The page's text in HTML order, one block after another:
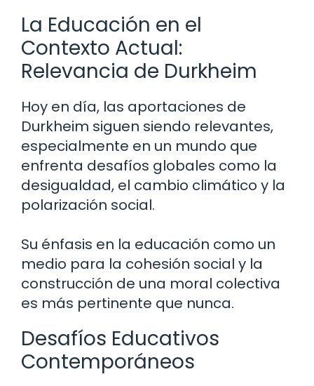
La Educación en el
Contexto Actual:
Relevancia de Durkheim
Hoy en día, las aportaciones de
Durkheim siguen siendo relevantes,
especialmente en un mundo que
enfrenta desafíos globales como la
desigualdad, el cambio climático y la
polarización social.
Su énfasis en la educación como un
medio para la cohesión social y la
construcción de una moral colectiva
es más pertinente que nunca.
Desafíos Educativos
Contemporáneos